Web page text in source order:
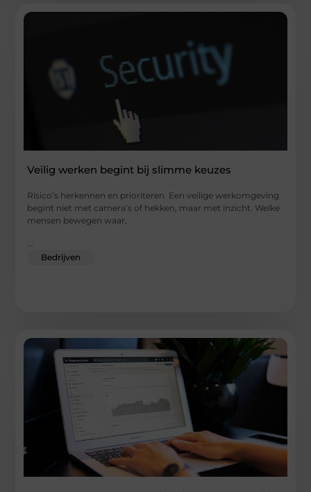
Veilig werken begint bij slimme keuzes
Risico’s herkennen en prioriteren Een veilige werkomgeving
begint niet met camera’s of hekken, maar met inzicht. Welke
mensen bewegen waar,
Bedrijven